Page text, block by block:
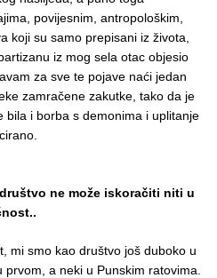
povijesnim, antropološkim,
koji su samo prepisani iz života,
iz mog sela otac objesio
za sve te pojave naći jedan
zamračene zakutke, tako da je
bila i borba s demonima i uplitanje
društvo ne može iskoračiti niti u
nost..
mi smo kao društvo još duboko u
a neki u Punskim ratovima.